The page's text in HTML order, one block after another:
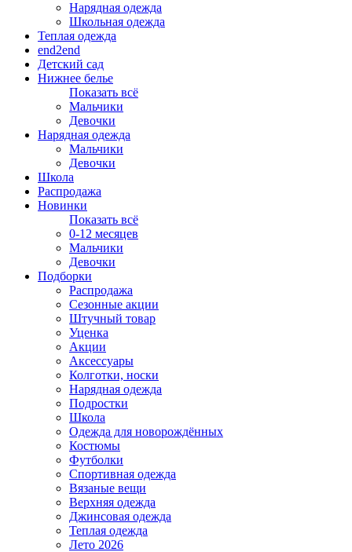
Нарядная одежда
Школьная одежда
Теплая одежда
end2end
Детский сад
Нижнее белье
Показать всё
Мальчики
Девочки
Нарядная одежда
Мальчики
Девочки
Школа
Распродажа
Новинки
Показать всё
0-12 месяцев
Мальчики
Девочки
Подборки
Распродажа
Сезонные акции
Штучный товар
Уценка
Акции
Аксессуары
Колготки, носки
Нарядная одежда
Подростки
Школа
Одежда для новорождённых
Костюмы
Футболки
Спортивная одежда
Вязаные вещи
Верхняя одежда
Джинсовая одежда
Теплая одежда
Лето 2026